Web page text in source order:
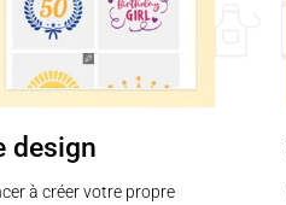
design
à créer votre propre